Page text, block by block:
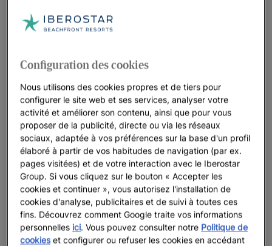
Configuration des cookies
Nous utilisons des cookies propres et de tiers pour
configurer le site web et ses services, analyser votre
activité et améliorer son contenu, ainsi que pour vous
proposer de la publicité, directe ou via les réseaux
sociaux, adaptée à vos préférences sur la base d'un profil
élaboré à partir de vos habitudes de navigation (par ex.
pages visitées) et de votre interaction avec le Iberostar
Group. Si vous cliquez sur le bouton « Accepter les
cookies et continuer », vous autorisez l'installation de
cookies d'analyse, publicitaires et de suivi à toutes ces
fins. Découvrez comment Google traite vos informations
personnelles ici. Vous pouvez consulter notre Politique de
cookies et configurer ou refuser les cookies en accédant